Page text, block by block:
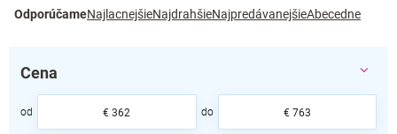
a
n
e
OdporúčameNajlacnejšieNajdrahšieNajpredávanejšieAbecedne
Cena
€362 € 763